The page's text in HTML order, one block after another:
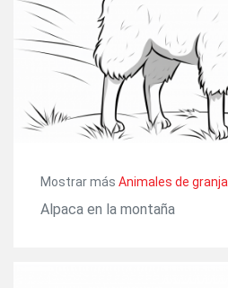
Mostrar más Animales de granja
Alpaca en la montaña